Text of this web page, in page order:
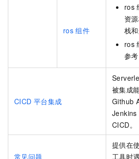
ros 组件
ros
资
栈
ros
参考
CICD 平台集成
被集成
Github
Jenkins
CICD。
常见问题
提供在
工具时